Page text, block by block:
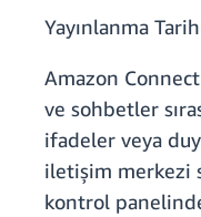
Yayınlanma
Amazon
ve sohbetler
ifadeler veya
iletişim merkezi
kontrol